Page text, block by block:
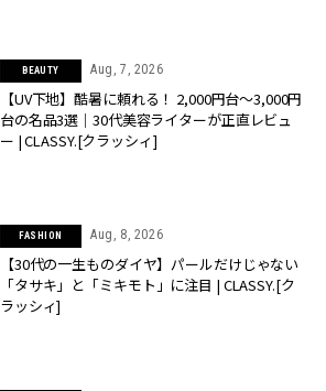
BEAUTY Aug, 7, 2026
【UV下地】酷暑に頼れる！ 2,000円台〜3,000円
台の名品3選｜30代美容ライターが正直レビュ
ー | CLASSY.[クラッシィ]
FASHION Aug, 8, 2026
【30代の一生ものダイヤ】パールだけじゃない
「タサキ」と「ミキモト」に注目 | CLASSY.[ク
ラッシィ]